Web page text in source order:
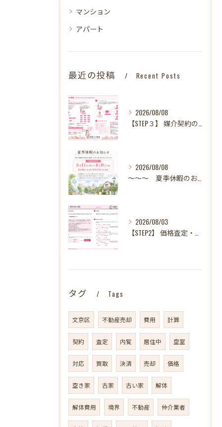
マンション
アパート
最近の投稿 Recent Posts
2026/08/08
2026/08/08
2026/08/03
タグ Tags
文京区 不動産売却 費用 計算
契約 査定 内覧 居住中 空室
対応 買取 決済 売却 価格
空き家 古家 古い家 解体
解体費用 境界 不動産 仲介業者